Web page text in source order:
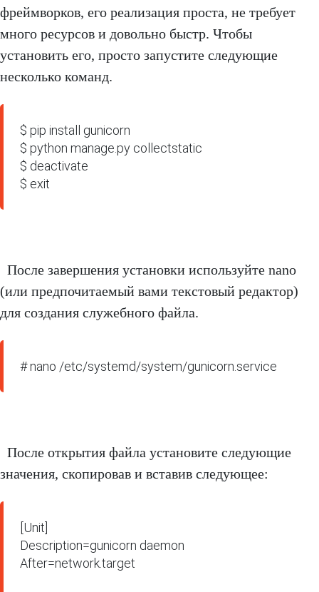
фреймворков, его реализация проста, не требует
много ресурсов и довольно быстр. Чтобы
установить его, просто запустите следующие
несколько команд.
$ pip install gunicorn
$ python manage.py collectstatic
$ deactivate
$ exit
После завершения установки используйте nano
(или предпочитаемый вами текстовый редактор)
для создания служебного файла.
# nano /etc/systemd/system/gunicorn.service
После открытия файла установите следующие
значения, скопировав и вставив следующее:
[Unit]
Description=gunicorn daemon
After=network.target